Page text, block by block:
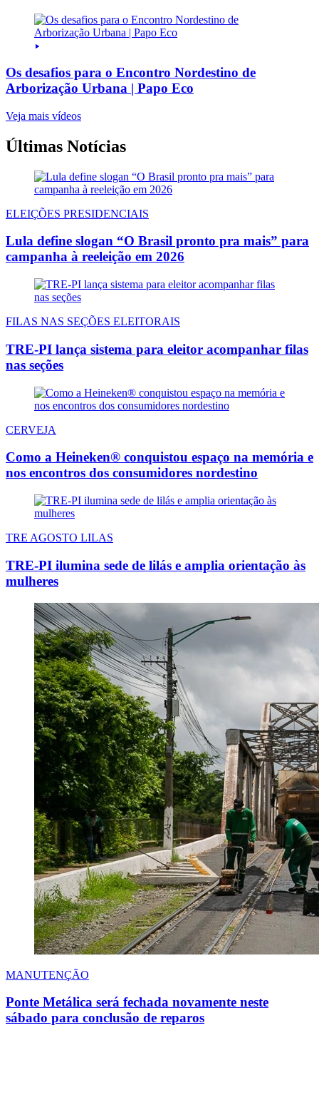
Os desafios para o Encontro Nordestino de
Arborização Urbana | Papo Eco
Veja mais vídeos
Últimas Notícias
ELEIÇÕES PRESIDENCIAIS
Lula define slogan “O Brasil pronto pra mais” para
campanha à reeleição em 2026
FILAS NAS SEÇÕES ELEITORAIS
TRE-PI lança sistema para eleitor acompanhar filas
nas seções
CERVEJA
Como a Heineken® conquistou espaço na memória e
nos encontros dos consumidores nordestino
TRE AGOSTO LILAS
TRE-PI ilumina sede de lilás e amplia orientação às
mulheres
MANUTENÇÃO
Ponte Metálica será fechada novamente neste
sábado para conclusão de reparos